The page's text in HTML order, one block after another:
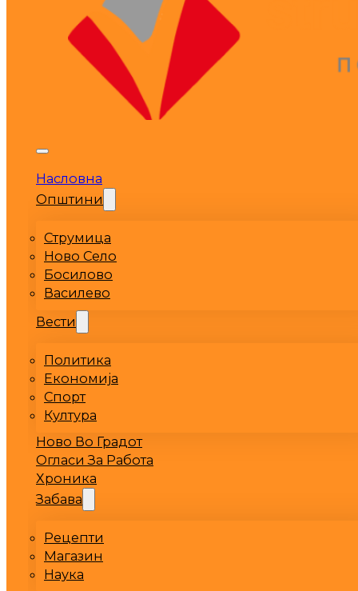
Насловна
Општини
Струмица
Ново Село
Босилово
Василево
Вести
Политика
Економија
Спорт
Култура
Ново Во Градот
Огласи За Работа
Хроника
Забава
Рецепти
Магазин
Наука